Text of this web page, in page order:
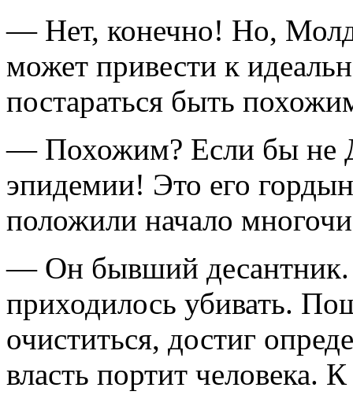
— Нет, конечно! Но,
может привести к
постараться быть
— Похожим? Если бы не
эпидемии! Это его
положили начало
— Он бывший десантник.
приходилось убивать.
очиститься, достиг
власть портит человека.